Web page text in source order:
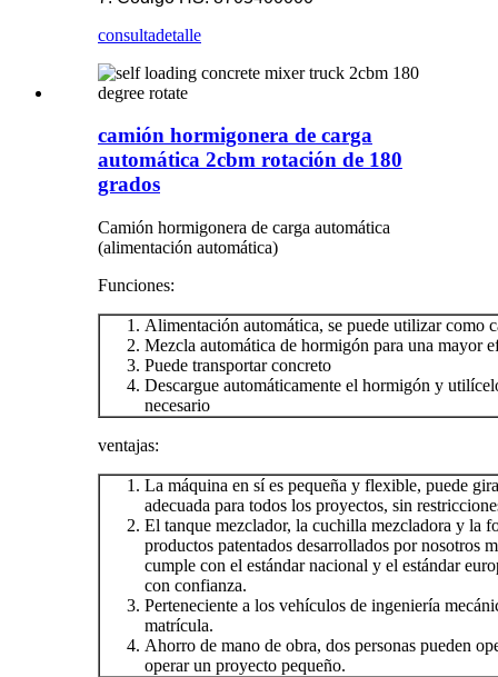
consultadetalle
camión hormigonera de carga
automática 2cbm rotación de 180
grados
Camión hormigonera de carga automática
(alimentación automática)
Funciones:
Alimentación automática, se puede utilizar como
Mezcla automática de hormigón para una mayor
Puede transportar concreto
Descargue automáticamente el hormigón y
necesario
ventajas:
La máquina en sí es pequeña y flexible, puede
adecuada para todos los proyectos, sin
El tanque mezclador, la cuchilla mezcladora y la
productos patentados desarrollados por nosotros
cumple con el estándar nacional y el estándar
con confianza.
Perteneciente a los vehículos de ingeniería
matrícula.
Ahorro de mano de obra, dos personas pueden
operar un proyecto pequeño.